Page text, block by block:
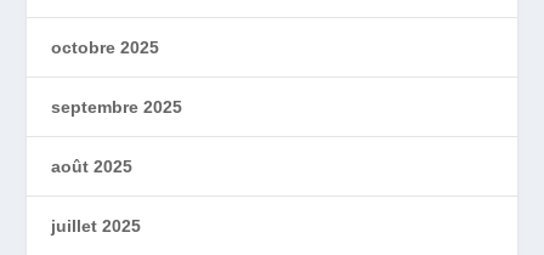
octobre 2025
septembre 2025
août 2025
juillet 2025